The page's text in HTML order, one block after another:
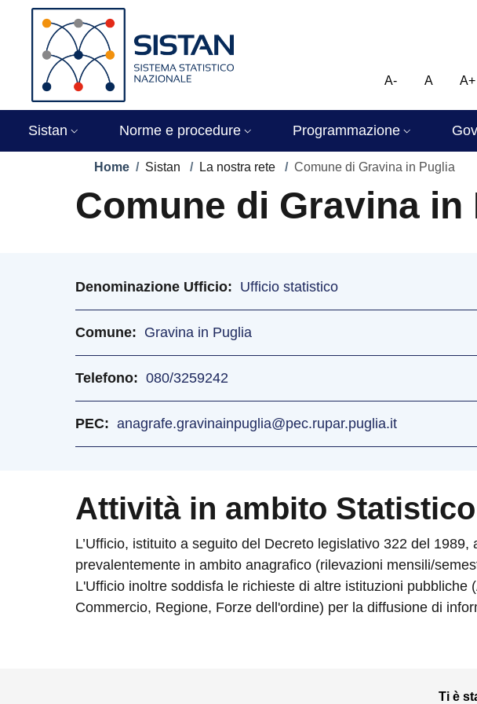
al contenuto principale
to footer content
Immagine
A- A A+
Sistan Norme e procedure Programmazione
Briciole di pane
Home / Sistan / La nostra rete / Comune di Gravina in Puglia
Comune di Gravina in
Denominazione Ufficio Ufficio statistico
Comune Gravina in Puglia
Telefono 080/3259242
PEC anagrafe.gravinainpuglia@pec.rupar.puglia.it
Attività in ambito Statistico
L’Ufficio, istituito a seguito del Decreto legislativo 322 del
prevalentemente in ambito anagrafico (rilevazioni mensili/
L'Ufficio inoltre soddisfa le richieste di altre istituzioni
Commercio, Regione, Forze dell'ordine) per la diffusione di
Ti è